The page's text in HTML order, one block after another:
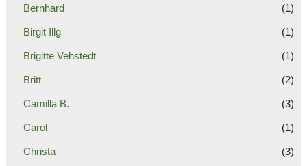
Bernhard (1)
Birgit Illg (1)
Brigitte Vehstedt (1)
Britt (2)
Camilla B. (3)
Carol (1)
Christa (3)